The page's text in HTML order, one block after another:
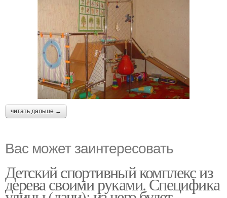
читать дальше →
Вас может заинтересовать
Детский спортивный комплекс из
дерева своими руками. Специфика